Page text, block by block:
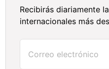
Recibirás diariamente
internacionales más